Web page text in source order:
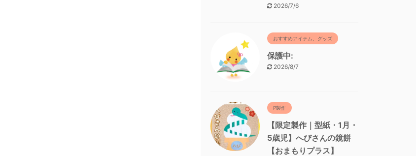
2026/7/6
おすすめアイテム、グッズ
保護中:
2026/8/7
P製作
【限定製作｜型紙・1月・
5歳児】へびさんの鏡餅
【おまもりプラス】